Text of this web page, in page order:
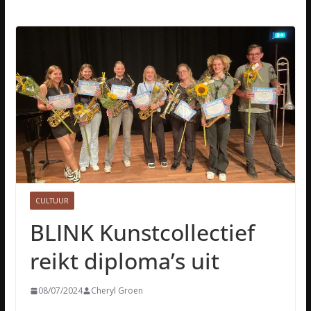
CULTUUR
BLINK Kunstcollectief
reikt diploma’s uit
08/07/2024 Cheryl Groen